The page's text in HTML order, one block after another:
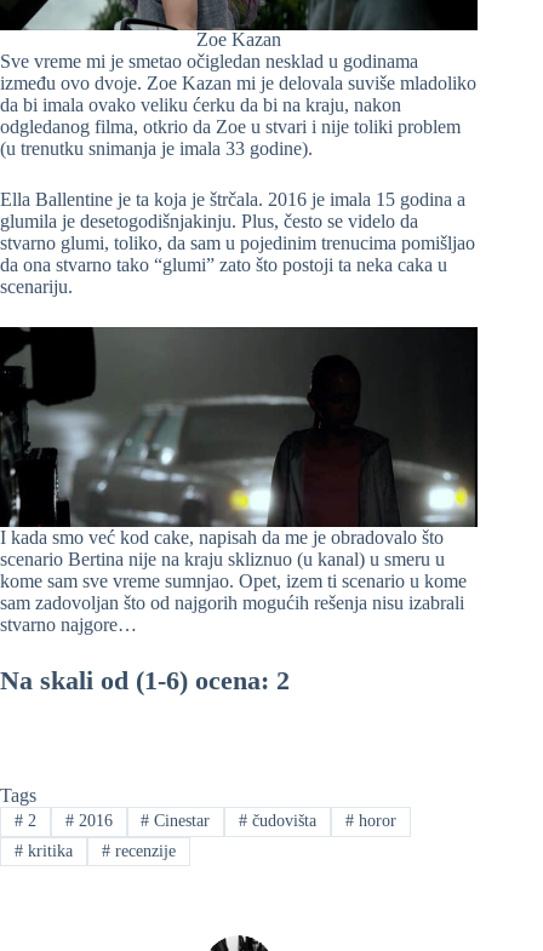
Zoe Kazan
Sve vreme mi je smetao očigledan nesklad u godinama
između ovo dvoje. Zoe Kazan mi je delovala suviše mladoliko
da bi imala ovako veliku ćerku da bi na kraju, nakon
odgledanog filma, otkrio da Zoe u stvari i nije toliki problem
(u trenutku snimanja je imala 33 godine).
Ella Ballentine je ta koja je štrčala. 2016 je imala 15 godina a
glumila je desetogodišnjakinju. Plus, često se videlo da
stvarno glumi, toliko, da sam u pojedinim trenucima pomišljao
da ona stvarno tako “glumi” zato što postoji ta neka caka u
scenariju.
I kada smo već kod cake, napisah da me je obradovalo što
scenario Bertina nije na kraju skliznuo (u kanal) u smeru u
kome sam sve vreme sumnjao. Opet, izem ti scenario u kome
sam zadovoljan što od najgorih mogućih rešenja nisu izabrali
stvarno najgore…
Na skali od (1-6) ocena: 2
Tags
#2 #2016 # Cinestar # čudovišta # horor
#kritika #recenzije